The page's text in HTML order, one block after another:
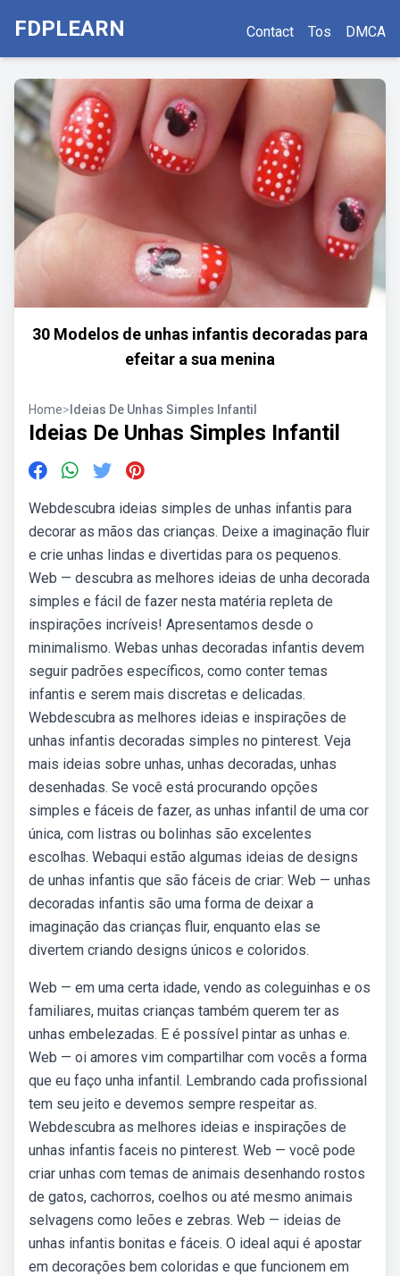
FDPLEARN Contact Tos DMCA
30 Modelos de unhas infantis decoradas para
efeitar a sua menina
Home> Ideias De Unhas Simples Infantil
Ideias De Unhas Simples Infantil
Webdescubra ideias simples de unhas infantis para
decorar as mãos das crianças. Deixe a imaginação fluir
e crie unhas lindas e divertidas para os pequenos.
Web — descubra as melhores ideias de unha decorada
simples e fácil de fazer nesta matéria repleta de
inspirações incríveis! Apresentamos desde o
minimalismo. Webas unhas decoradas infantis devem
seguir padrões específicos, como conter temas
infantis e serem mais discretas e delicadas.
Webdescubra as melhores ideias e inspirações de
unhas infantis decoradas simples no pinterest. Veja
mais ideias sobre unhas, unhas decoradas, unhas
desenhadas. Se você está procurando opções
simples e fáceis de fazer, as unhas infantil de uma cor
única, com listras ou bolinhas são excelentes
escolhas. Webaqui estão algumas ideias de designs
de unhas infantis que são fáceis de criar: Web — unhas
decoradas infantis são uma forma de deixar a
imaginação das crianças fluir, enquanto elas se
divertem criando designs únicos e coloridos.
Web — em uma certa idade, vendo as coleguinhas e os
familiares, muitas crianças também querem ter as
unhas embelezadas. E é possível pintar as unhas e.
Web — oi amores vim compartilhar com vocês a forma
que eu faço unha infantil. Lembrando cada profissional
tem seu jeito e devemos sempre respeitar as.
Webdescubra as melhores ideias e inspirações de
unhas infantis faceis no pinterest. Web — você pode
criar unhas com temas de animais desenhando rostos
de gatos, cachorros, coelhos ou até mesmo animais
selvagens como leões e zebras. Web — ideias de
unhas infantis bonitas e fáceis. O ideal aqui é apostar
em decorações bem coloridas e que funcionem em